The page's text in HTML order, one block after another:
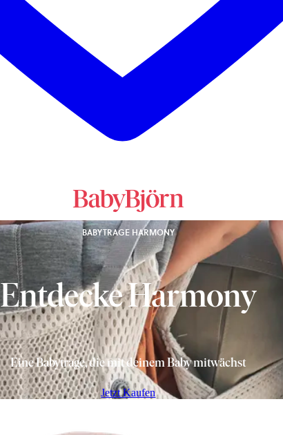
BABYTRAGE HARMONY
Entdecke Harmony
Eine Babytrage, die mit deinem Baby mitwächst
Jetzt Kaufen